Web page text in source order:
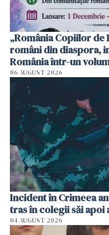
„România Copiilor
români din diaspora,
România într-un
06 AUGUST 2026
Incident în Crimeea
tras în colegii săi apoi
04 AUGUST 2026